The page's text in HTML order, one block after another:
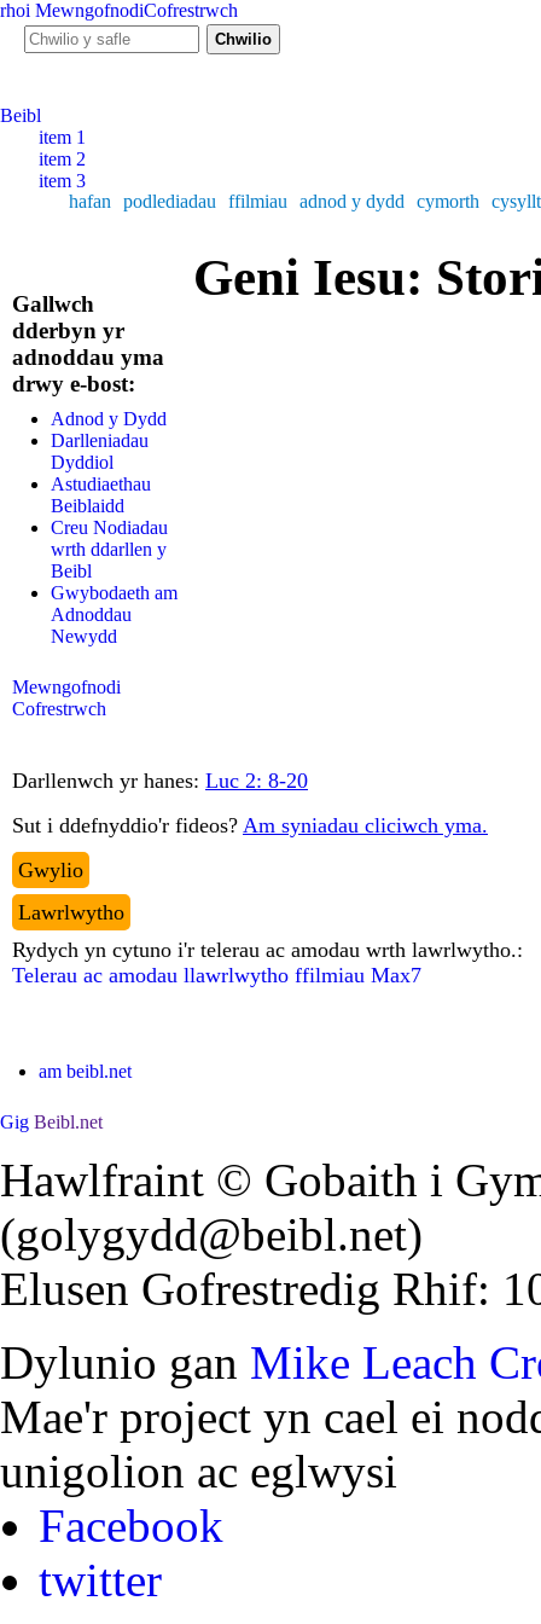
rhoi MewngofnodiCofrestrwch
Ffurf chwiliad
Chwilio y safle
Beibl
item 1
item 2
item 3
hafan
podlediadau ffilmiau adnod y dydd cymorth
Gallwch
dderbyn yr
adnoddau yma
drwy e-bost:
Adnod y Dydd
Darlleniadau
Dyddiol
Astudiaethau
Beiblaidd
Creu Nodiadau
wrth ddarllen y
Beibl
Gwybodaeth am
Adnoddau
Newydd
Mewngofnodi
Cofrestrwch
Geni Iesu:
Darllenwch yr hanes: Luc 2: 8-20
Sut i ddefnyddio'r fideos? Am syniadau cliciwch yma.
Gwylio
Lawrlwytho
Rydych yn cytuno i'r telerau ac amodau wrth lawrlwytho.:
Telerau ac amodau llawrlwytho ffilmiau Max7
am beibl.net
Gig Beibl.net
Hawlfraint © Gobaith i
(golygydd@beibl.net)
Elusen Gofrestredig Rhif:
Dylunio gan Mike Leach
Mae'r project yn cael ei
unigolion ac eglwysi
Facebook
twitter